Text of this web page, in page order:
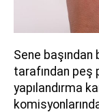
Sene
tarafından peş
yapılandırma